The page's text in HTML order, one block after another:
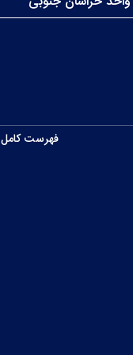
فهرست کامل